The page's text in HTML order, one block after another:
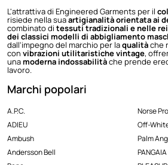
L'attrattiva di Engineered Garments per il
risiede nella suaartigianalità orientata ai
combinato di tessuti tradizionali e nelle
dei classici modelli di abbigliamento
dall'impegno del marchio per laqualitàche
con vibrazioni utilitaristiche vintage,
unamoderna indossabilitàche prende
lavoro.
Marchi popolari
A.P.C.
ADIEU
Ambush
Andersson Bell
Norse
Off-
Palm
PANGAIA